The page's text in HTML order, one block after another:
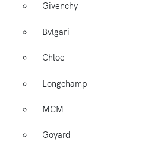
Givenchy
Bvlgari
Chloe
Longchamp
MCM
Goyard